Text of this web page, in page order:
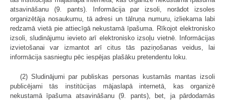
atsavināšanu (9. pants). Informācija par izsoli, norādot izsoles
organizētāja nosaukumu, tā adresi un tālruņa numuru, izliekama labi
redzamā vietā pie attiecīgā nekustamā īpašuma. Rīkojot elektronisko
izsoli, sludinājumu ievieto arī elektronisko izsoļu vietnē. Informācijas
izvietošanai var izmantot arī citus tās paziņošanas veidus, lai
informācija sasniegtu pēc iespējas plašāku pretendentu loku.
(2) Sludinājumi par publiskas personas kustamās mantas izsoli
publicējami tās institūcijas mājaslapā internetā, kas organizē
nekustamā īpašuma atsavināšanu (9. pants), bet, ja pārdodamās